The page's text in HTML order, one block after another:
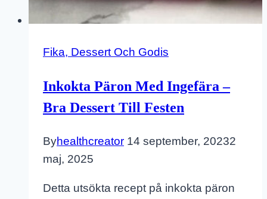
Fika, Dessert Och Godis
Inkokta Päron Med Ingefära –
Bra Dessert Till Festen
Byhealthcreator 14 september, 20232
maj, 2025
Detta utsökta recept på inkokta päron